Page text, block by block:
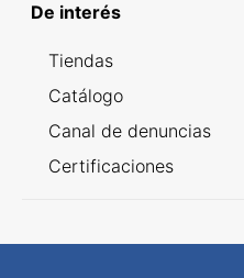
De interés
Tiendas
Catálogo
Canal de denuncias
Certificaciones